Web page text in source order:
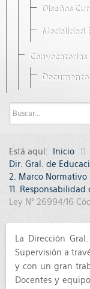
Diseños
Modalidad
Está aquí: Inicio
Dir. Gral. de
2. Marco Normativo
11. Responsabilidad
Ley N° 26994/16
La Dirección
Supervisión a
y con un gran
Docentes y